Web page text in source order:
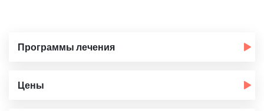
Программы лечения
Цены